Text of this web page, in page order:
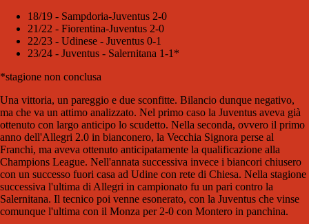
18/19 - Sampdoria-Juventus 2-0
21/22 - Fiorentina-Juventus 2-0
22/23 - Udinese - Juventus 0-1
23/24 - Juventus - Salernitana 1-1*
*stagione non conclusa
Una vittoria, un pareggio e due sconfitte. Bilancio dunque negativo,
ma che va un attimo analizzato. Nel primo caso la Juventus aveva già
ottenuto con largo anticipo lo scudetto. Nella seconda, ovvero il primo
anno dell'Allegri 2.0 in bianconero, la Vecchia Signora perse al
Franchi, ma aveva ottenuto anticipatamente la qualificazione alla
Champions League. Nell'annata successiva invece i biancori chiusero
con un successo fuori casa ad Udine con rete di Chiesa. Nella stagione
successiva l'ultima di Allegri in campionato fu un pari contro la
Salernitana. Il tecnico poi venne esonerato, con la Juventus che vinse
comunque l'ultima con il Monza per 2-0 con Montero in panchina.